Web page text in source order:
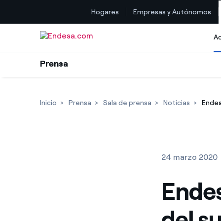
Hogares Empresas y Autónomos
Prensa
Inicio Prensa Sala de prensa Noticias
24 marzo 2020